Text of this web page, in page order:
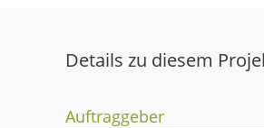
Details zu diesem
Auftraggeber